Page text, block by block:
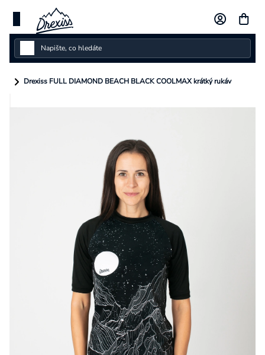
obsah
Dámské
Drexiss FULL DIAMOND BEACH BLACK COOLMAX krátký rukáv